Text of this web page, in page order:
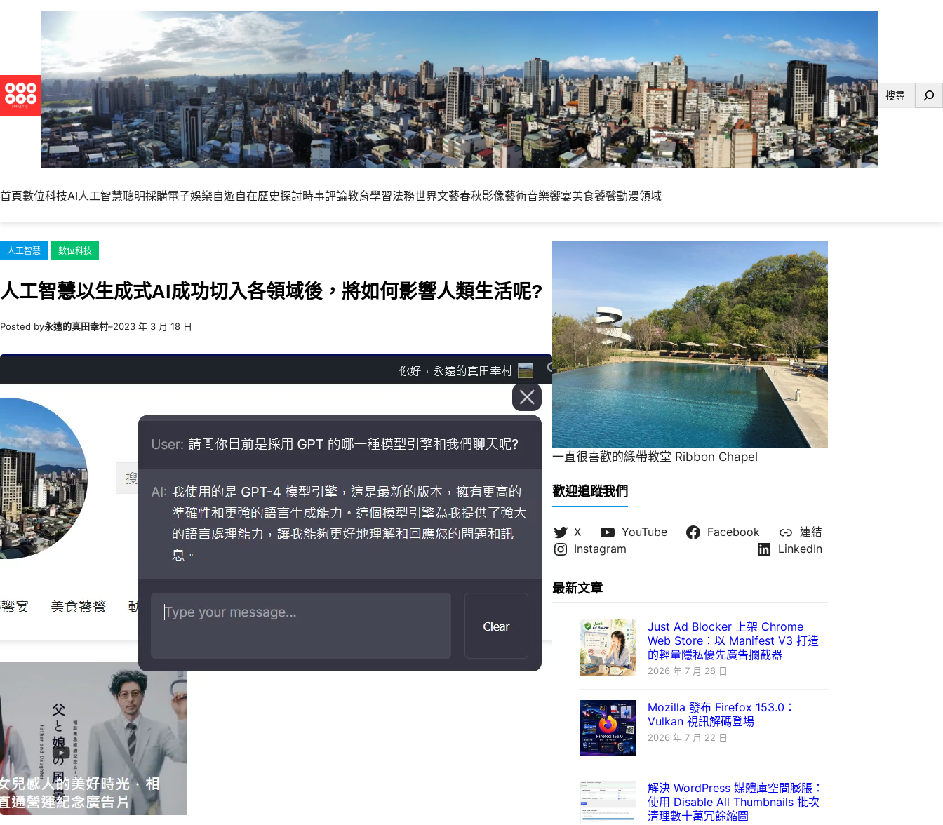
內
容
搜
首頁數位科技AI人工智慧聰明採購電子娛樂自遊自在歷史探討時事評論教育學習法務世界文藝春秋影像藝術音樂饗宴美食饕餮動漫領域
人工智慧 數位科技
人工智慧以生成式AI成功切入各領域後，將如何影響人類生活呢?
Posted by永遠的真田幸村–2023 年 3 月 18 日
一直很喜歡的緞帶教堂 Ribbon Chapel
歡迎追蹤我們
X YouTube Facebook
連結
Instagram
LinkedIn
最新文章
Just Ad Blocker 上架 Chrome
Web Store：以 Manifest V3 打造
的輕量隱私優先廣告攔截器
2026 年 7 月 28 日
Mozilla 發布 Firefox 153.0：
Vulkan 視訊解碼登場
2026 年 7 月 22 日
解決 WordPress 媒體庫空間膨脹：
使用 Disable All Thumbnails 批次
清理數十萬冗餘縮圖